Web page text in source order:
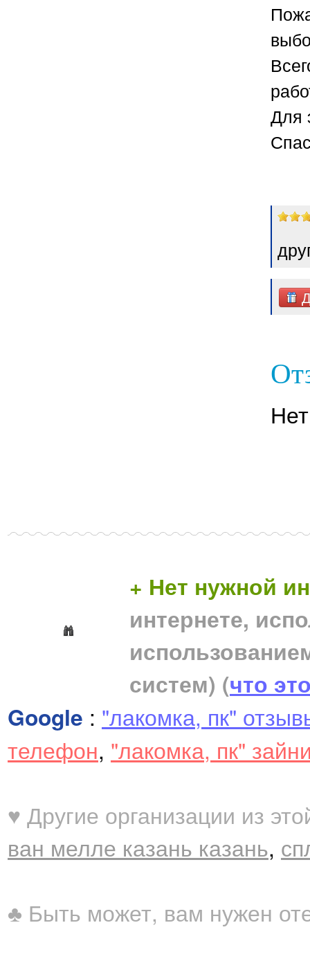
Для
+ Нет нужной
интернете,
систем) (что
Google : "лакомка, пк"
телефон, "лакомка, пк"
♥ Другие организации из
ван мелле казань казань,
♣ Быть может, вам нужен